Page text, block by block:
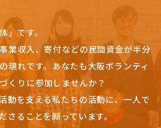
」です。
業収入、寄付などの民間資金が半分
現れです。 あなたも大阪ボランティ
くりに参加しませんか？
動を支える私たちの活動に、一人で
さることを願っています。